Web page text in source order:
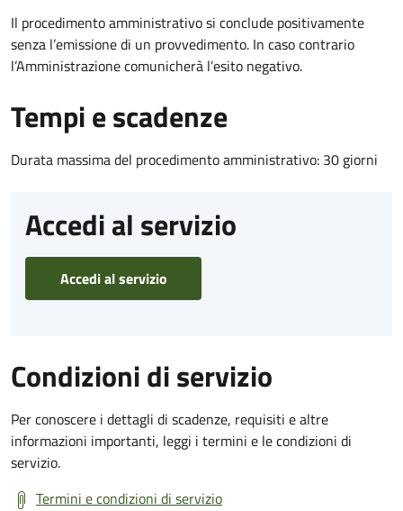
Il procedimento amministrativo si conclude positivamente
senza l’emissione di un provvedimento. In caso contrario
l’Amministrazione comunicherà l’esito negativo.
Tempi e scadenze
Durata massima del procedimento amministrativo: 30 giorni
Accedi al servizio
Accedi al servizio
Condizioni di servizio
Per conoscere i dettagli di scadenze, requisiti e altre
informazioni importanti, leggi i termini e le condizioni di
servizio.
Termini e condizioni di servizio